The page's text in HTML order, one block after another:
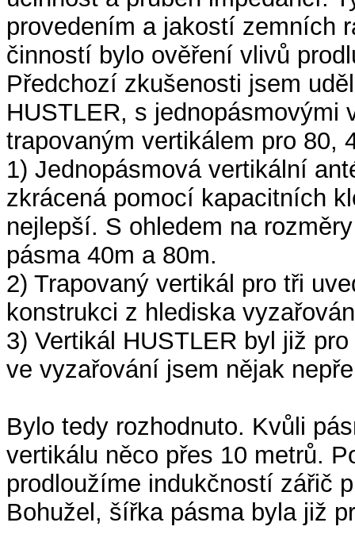
provedením a jakostí zemních
činností bylo ověření vlivů
Předchozí zkušenosti jsem
HUSTLER, s jednopásmovými
trapovaným vertikálem pro 80,
1) Jednopásmová vertikální
zkrácená pomocí kapacitních
nejlepší. S ohledem na
pásma 40m a 80m.
2) Trapovaný vertikál pro tři
konstrukci z hlediska
3) Vertikál HUSTLER byl již
ve vyzařování jsem nějak
Bylo tedy rozhodnuto. Kvůli
vertikálu něco přes 10 metrů.
prodloužíme indukčností zářič
Bohužel, šířka pásma byla již